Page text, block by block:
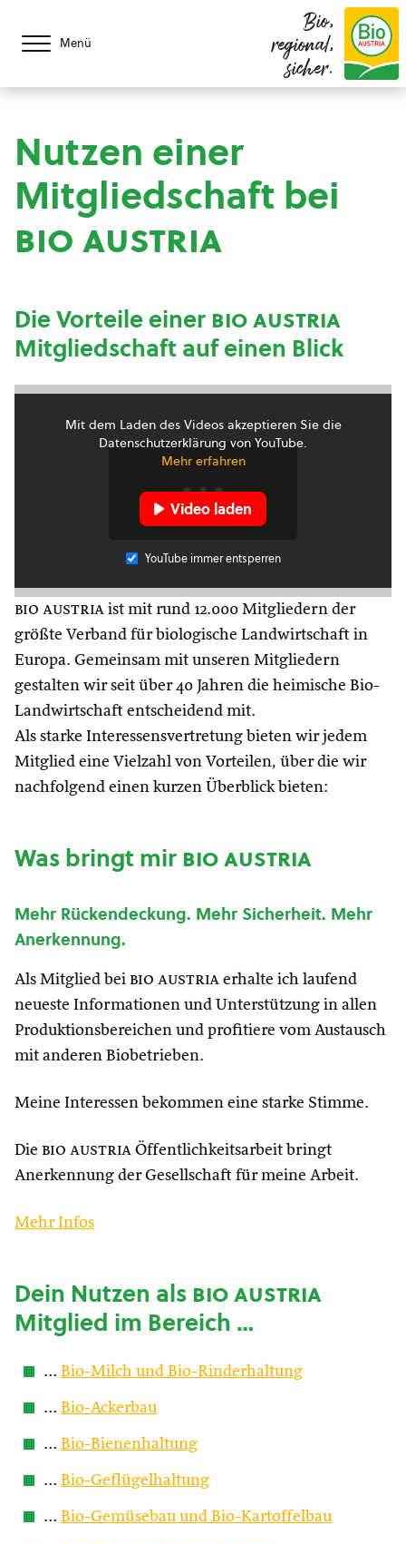
Menü
Bio,
regional,
sicher.
Nutzen einer
Mitgliedschaft bei
bio austria
Die Vorteile einerbio austria
Mitgliedschaft auf einen Blick
Mit dem Laden des Videos akzeptieren Sie die
Datenschutzerklärung von YouTube.
Mehr erfahren
Video laden
YouTube immer entsperren
bio austria ist mit rund 12.000 Mitgliedern der
größte Verband für biologische Landwirtschaft in
Europa. Gemeinsam mit unseren Mitgliedern
gestalten wir seit über 40 Jahren die heimische Bio-
Landwirtschaft entscheidend mit.
Als starke Interessensvertretung bieten wir jedem
Mitglied eine Vielzahl von Vorteilen, über die wir
nachfolgend einen kurzen Überblick bieten:
Was bringt mirbio austria
Mehr Rückendeckung. Mehr Sicherheit. Mehr
Anerkennung.
Als Mitglied bei bio austria erhalte ich laufend
neueste Informationen und Unterstützung in allen
Produktionsbereichen und profitiere vom Austausch
mit anderen Biobetrieben.
Meine Interessen bekommen eine starke Stimme.
Die bio austria Öffentlichkeitsarbeit bringt
Anerkennung der Gesellschaft für meine Arbeit.
Mehr Infos
Dein Nutzen alsbio austria
Mitglied im Bereich …
… Bio-Milch und Bio-Rinderhaltung
… Bio-Ackerbau
… Bio-Bienenhaltung
… Bio-Geflügelhaltung
… Bio-Gemüsebau und Bio-Kartoffelbau